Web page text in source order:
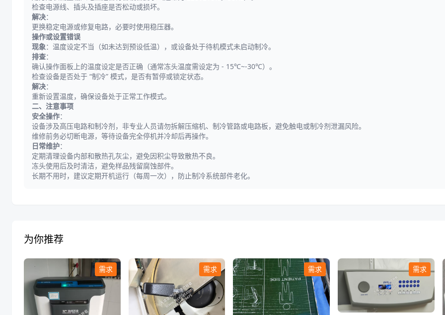
检查电源线、插头及插座是否松动或损坏。
解决：
更换稳定电源或修复电路，必要时使用稳压器。
操作或设置错误
现象：温度设定不当（如未达到预设低温），或设备处于待机模式未启动制冷。
排查：
确认操作面板上的温度设定是否正确（通常冻头温度需设定为 - 15℃~-30℃）。
检查设备是否处于 “制冷” 模式，是否有暂停或锁定状态。
解决：
重新设置温度，确保设备处于正常工作模式。
二、注意事项
安全操作：
设备涉及高压电路和制冷剂，非专业人员请勿拆解压缩机、制冷管路或电路板，避免触电或制冷剂泄漏风险。
维修前务必切断电源，等待设备完全停机并冷却后再操作。
日常维护：
定期清理设备内部和散热孔灰尘，避免因积尘导致散热不良。
冻头使用后及时清洁，避免样品残留腐蚀部件。
长期不用时，建议定期开机运行（每周一次），防止制冷系统部件老化。
为你推荐
需求 需求 需求 需求